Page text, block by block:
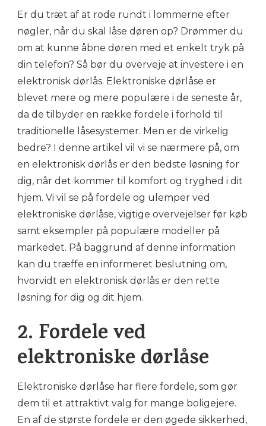
Er du træt af at rode rundt i lommerne efter
nøgler, når du skal låse døren op? Drømmer du
om at kunne åbne døren med et enkelt tryk på
din telefon? Så bør du overveje at investere i en
elektronisk dørlås. Elektroniske dørlåse er
blevet mere og mere populære i de seneste år,
da de tilbyder en række fordele i forhold til
traditionelle låsesystemer. Men er de virkelig
bedre? I denne artikel vil vi se nærmere på, om
en elektronisk dørlås er den bedste løsning for
dig, når det kommer til komfort og tryghed i dit
hjem. Vi vil se på fordele og ulemper ved
elektroniske dørlåse, vigtige overvejelser før køb
samt eksempler på populære modeller på
markedet. På baggrund af denne information
kan du træffe en informeret beslutning om,
hvorvidt en elektronisk dørlås er den rette
løsning for dig og dit hjem.
2. Fordele ved
elektroniske dørlåse
Elektroniske dørlåse har flere fordele, som gør
dem til et attraktivt valg for mange boligejere.
En af de største fordele er den øgede sikkerhed,